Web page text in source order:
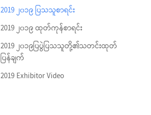
2019 ၂၀၁၉ ပြသသူစာရင်း
2019 ၂၀၁၉ ထုတ်ကုန်စာရင်း
2019 ၂၀၁၉ပြပွဲပြသသူတို့၏သတင်းထုတ်
ပြန်ချက်
2019 Exhibitor Video